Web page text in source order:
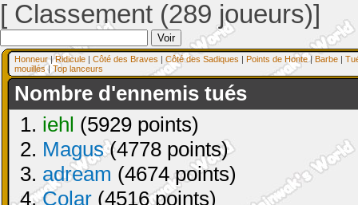
[ Classement (289 joueurs)]
Honneur|Ridicule | Côté des Braves | Côté des Sadiques | Points de Honte| Barbe |
mouillés| Top lanceurs
Nombre d'ennemis tués
1. iehl (5929 points)
2. Magus(4778 points)
3. adream (4674 points)
4.Colar (4516 points)